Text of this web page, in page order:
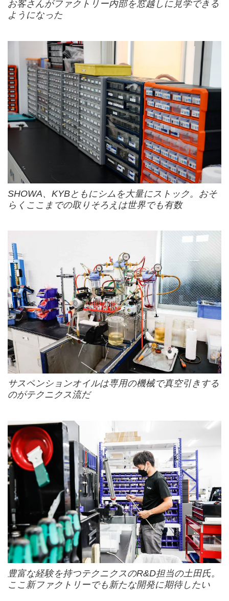
お客さんがファクトリー内部を窓越しに見学できる
ようになった
SHOWA、KYBともにシムを大量にストック。おそ
らくここまでの取りそろえは世界でも有数
サスペンションオイルは専用の機械で真空引きする
のがテクニクス流だ
豊富な経験を持つテクニクスのR&D担当の土田氏。
ここ新ファクトリーでも新たな開発に期待したい